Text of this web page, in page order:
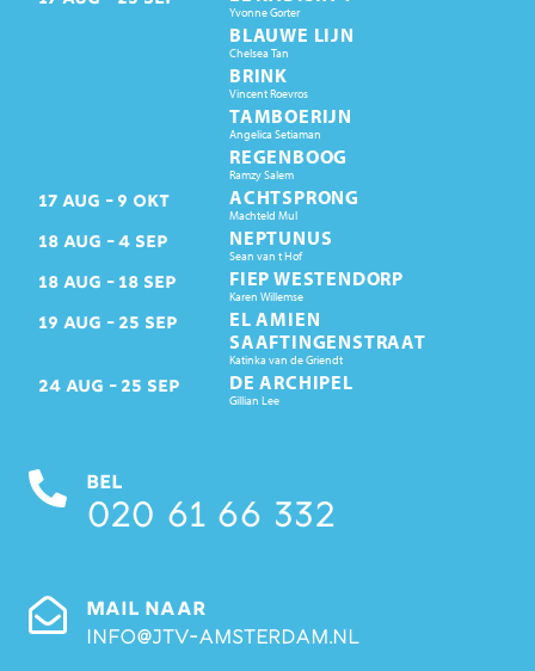
Yvonne Gorter
BLAUWE LIJN
Chelsea Tan
BRINK
Vincent Roevros
TAMBOERIJN
Angelica Setiaman
REGENBOOG
Ramzy Salem
17 AUG 9 OKT ACHTSPRONG
Machteld Mul
18 AUG 4 SEP NEPTUNUS
Sean van t Hof
18 AUG 18 SEP FIEP WESTENDORP
Karen Willemse
19 AUG 25 SEP
EL AMIEN
SAAFTINGENSTRAAT
Katinka van de Griendt
24 AUG 25 SEP DE ARCHIPEL
Gillian Lee
BEL
020 61 66 332
MAIL NAAR
info@jtv-amsterdam.nl